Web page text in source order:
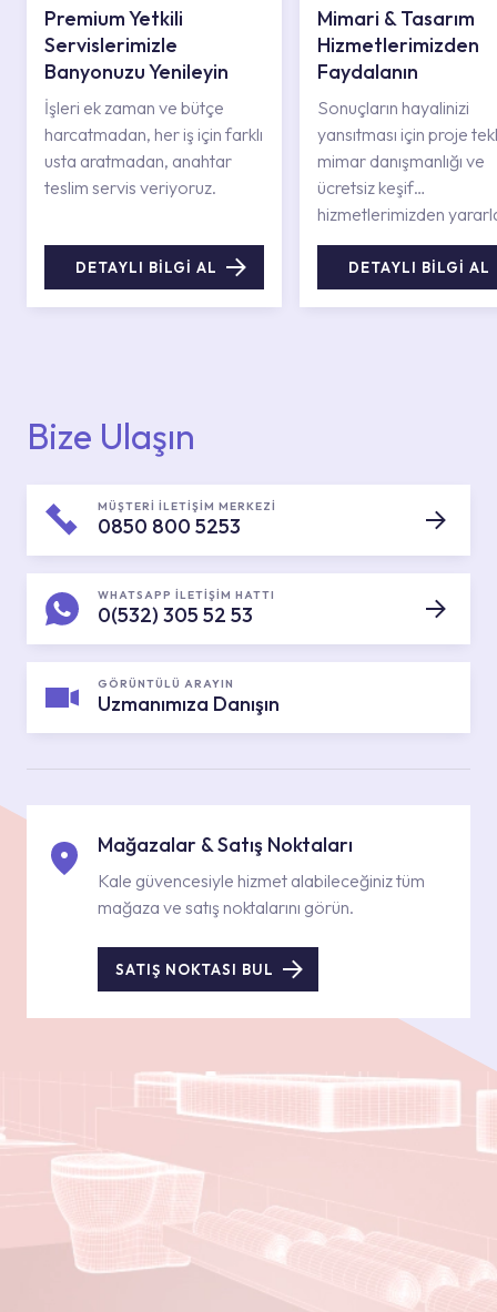
Premium Yetkili
Servislerimizle
Banyonuzu Yenileyin
İşleri ek zaman ve bütçe
harcatmadan, her iş için farklı
usta aratmadan, anahtar
teslim servis veriyoruz.
DETAYLI BİLGİ AL
Mimari & Tasarım
Hizmetlerimizden
Faydalanın
Sonuçların hayalinizi
yansıtması için proje
mimar danışmanlığı ve
ücretsiz keşif
hizmetlerimizden
DETAYLI BİLGİ AL
Bize Ulaşın
MÜŞTERİ İLETİŞİM MERKEZİ
0850 800 5253
WHATSAPP İLETİŞİM HATTI
0(532) 305 52 53
GÖRÜNTÜLÜ ARAYIN
Uzmanımıza Danışın
Mağazalar & Satış Noktaları
Kale güvencesiyle hizmet alabileceğiniz tüm
mağaza ve satış noktalarını görün.
SATIŞ NOKTASI BUL